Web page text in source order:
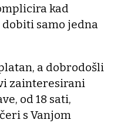
kad
samo jedna
a dobrodošli
zainteresirani
od 18 sati,
s Vanjom